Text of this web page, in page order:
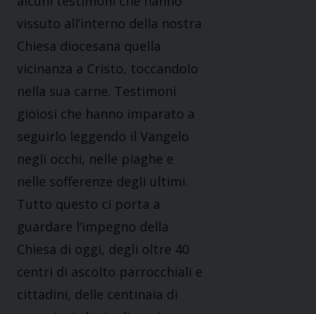
vissuto all’interno della nostra
Chiesa diocesana quella
vicinanza a Cristo, toccandolo
nella sua carne. Testimoni
gioiosi che hanno imparato a
seguirlo leggendo il Vangelo
negli occhi, nelle piaghe e
nelle sofferenze degli ultimi.
Tutto questo ci porta a
guardare l’impegno della
Chiesa di oggi, degli oltre 40
centri di ascolto parrocchiali e
cittadini, delle centinaia di